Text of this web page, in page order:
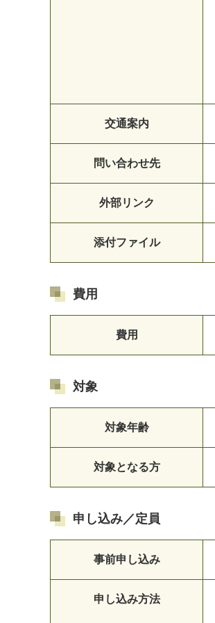
交通案内
問い合わせ先
外部リンク
添付ファイル
費用
費用
対象
対象年齢
対象となる方
申し込み／定員
事前申し込み
申し込み方法